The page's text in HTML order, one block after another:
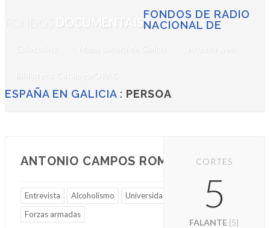
FONDOS DOCUMENTAIS
Coleccións Mapa sonoro de Galicia Arquivo web
Biblioteca. Catálogo/OPAC
FONDOS DE RADIO
NACIONAL DE
ESPAÑA EN GALICIA : PERSOA
ANTONIO CAMPOS ROMAY
Entrevista Alcoholismo
Universidade
Forzas armadas
CORTES
5
FALANTE [5]